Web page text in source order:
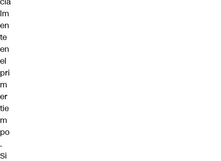
lm
en
te
en
el
pri
m
er
tie
m
po
.
Si